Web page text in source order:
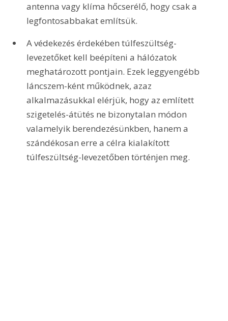
antenna vagy klíma hőcserélő, hogy csak a
legfontosabbakat említsük.
A védekezés érdekében túlfeszültség-
levezetőket kell beépíteni a hálózatok
meghatározott pontjain. Ezek leggyengébb
láncszem-ként működnek, azaz
alkalmazásukkal elérjük, hogy az említett
szigetelés-átütés ne bizonytalan módon
valamelyik berendezésünkben, hanem a
szándékosan erre a célra kialakított
túlfeszültség-levezetőben történjen meg.